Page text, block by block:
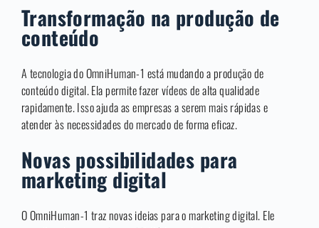
Transformação na produção de
conteúdo
A tecnologia do OmniHuman-1 está mudando a produção de
conteúdo digital. Ela permite fazer vídeos de alta qualidade
rapidamente. Isso ajuda as empresas a serem mais rápidas e
atender às necessidades do mercado de forma eficaz.
Novas possibilidades para
marketing digital
O OmniHuman-1 traz novas ideias para o marketing digital. Ele